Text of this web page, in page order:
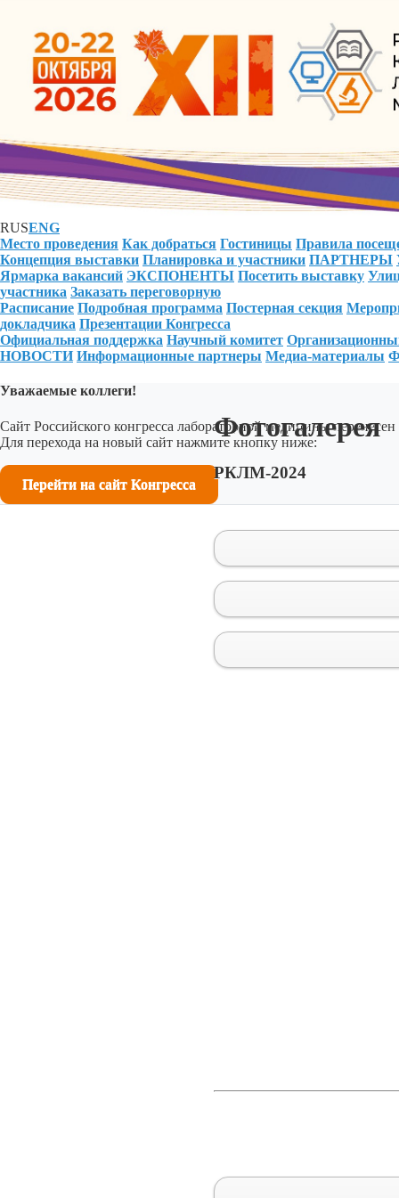
RUSENG
Место проведения Как добраться Гостиницы Правила
Концепция выставки Планировка и участники ПАРТНЕРЫ
Ярмарка вакансий ЭКСПОНЕНТЫ Посетить выставку
участника Заказать переговорную
Расписание Подробная программа Постерная секция
докладчика Презентации Конгресса
Официальная поддержка Научный комитет
НОВОСТИ Информационные партнеры Медиа-материалы
Уважаемые коллеги!
Сайт Российского конгресса лабораторной медицины
Для перехода на новый сайт нажмите кнопку ниже:
Перейти на сайт Конгресса
Фотогалерея
РКЛМ-2024